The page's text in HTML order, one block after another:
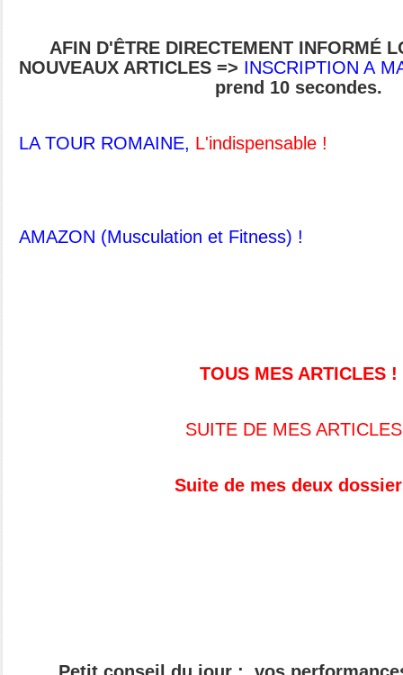
AFIN D'ÊTRE DIRECTEMENT INFORMÉ
NOUVEAUX ARTICLES => INSCRIPTION A
prend 10 secondes.
LA TOUR ROMAINE, L'indispensable !
AMAZON (Musculation et Fitness) !
TOUS MES ARTICLES !
SUITE DE MES ARTICLES
Suite de mes deux